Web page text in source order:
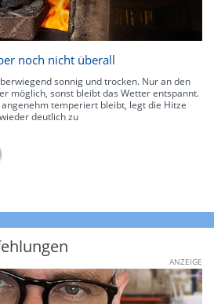
noch nicht überall
sonnig und trocken. Nur an den
möglich, sonst bleibt das Wetter entspannt.
temperiert bleibt, legt die Hitze
deutlich zu
ANZEIGE